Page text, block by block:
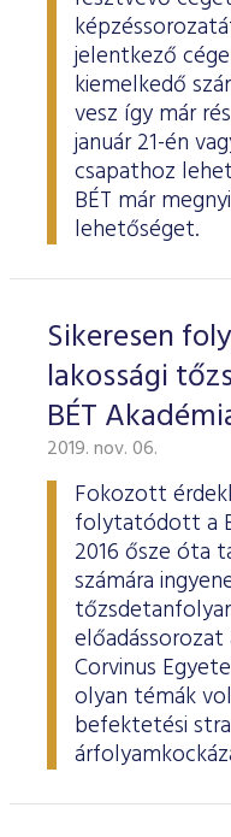
jelentkező
kiemelkedő
vesz így már
január 21-én
csapathoz
BÉT már
lehetőséget.
Sikeresen
lakossági
BÉT
2019. nov. 06.
Fokozott
folytatódott a
2016 ősze óta
számára
Corvinus
olyan témák
befektetési